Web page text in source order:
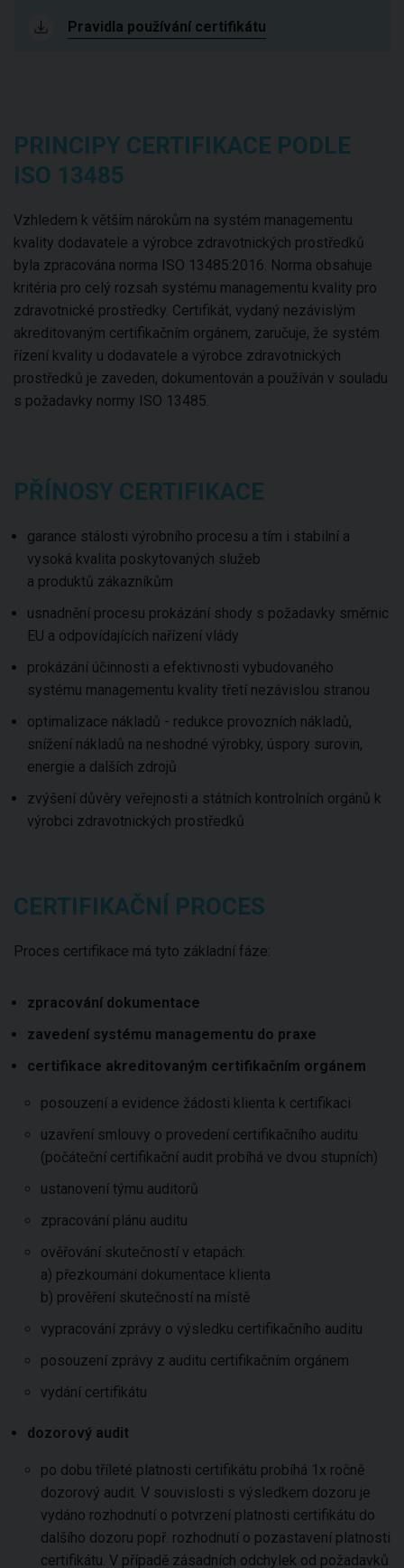
Pravidla používání certifikátu
PRINCIPY CERTIFIKACE PODLE
ISO 13485
Vzhledem k větším nárokům na systém managementu
kvality dodavatele a výrobce zdravotnických prostředků
byla zpracována norma ISO 13485:2016. Norma obsahuje
kritéria pro celý rozsah systému managementu kvality pro
zdravotnické prostředky. Certifikát, vydaný nezávislým
akreditovaným certifikačním orgánem, zaručuje, že systém
řízení kvality u dodavatele a výrobce zdravotnických
prostředků je zaveden, dokumentován a používán v souladu
s požadavky normy ISO 13485.
PŘÍNOSY CERTIFIKACE
garance stálosti výrobního procesu a tím i stabilní a
vysoká kvalita poskytovaných služeb
a produktů zákazníkům
usnadnění procesu prokázání shody s požadavky směrnic
EU a odpovídajících nařízení vlády
prokázání účinnosti a efektivnosti vybudovaného
systému managementu kvality třetí nezávislou stranou
optimalizace nákladů - redukce provozních nákladů,
snížení nákladů na neshodné výrobky, úspory surovin,
energie a dalších zdrojů
zvýšení důvěry veřejnosti a státních kontrolních orgánů k
výrobci zdravotnických prostředků
CERTIFIKAČNÍ PROCES
Proces certifikace má tyto základní fáze:
zpracování dokumentace
zavedení systému managementu do praxe
certifikace akreditovaným certifikačním orgánem
posouzení a evidence žádosti klienta k certifikaci
uzavření smlouvy o provedení certifikačního auditu
(počáteční certifikační audit probíhá ve dvou stupních)
ustanovení týmu auditorů
zpracování plánu auditu
ověřování skutečností v etapách:
a) přezkoumání dokumentace klienta
b) prověření skutečností na místě
vypracování zprávy o výsledku certifikačního auditu
posouzení zprávy z auditu certifikačním orgánem
vydání certifikátu
dozorový audit
po dobu tříleté platnosti certifikátu probíhá 1x ročně
dozorový audit. V souvislosti s výsledkem dozoru je
vydáno rozhodnutí o potvrzení platnosti certifikátu do
dalšího dozoru popř. rozhodnutí o pozastavení platnosti
certifikátu. V případě zásadních odchylek od požadavků